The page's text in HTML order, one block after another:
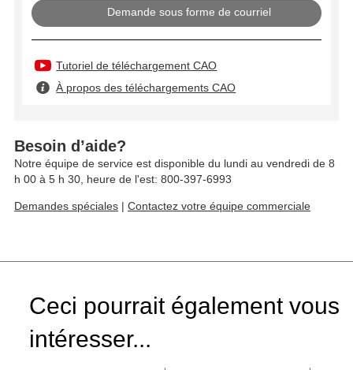
Demande sous forme de courriel
Tutoriel de téléchargement CAO
À propos des téléchargements CAO
Besoin d’aide?
Notre équipe de service est disponible du lundi au vendredi de 8
h 00 à 5 h 30, heure de l'est: 800-397-6993
Demandes spéciales | Contactez votre équipe commerciale
Ceci pourrait également vous
intéresser...